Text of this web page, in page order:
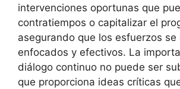
intervenciones oportunas que
contratiempos o capitalizar el
asegurando que los esfuerzos se
enfocados y efectivos. La
diálogo continuo no puede ser
que proporciona ideas críticas